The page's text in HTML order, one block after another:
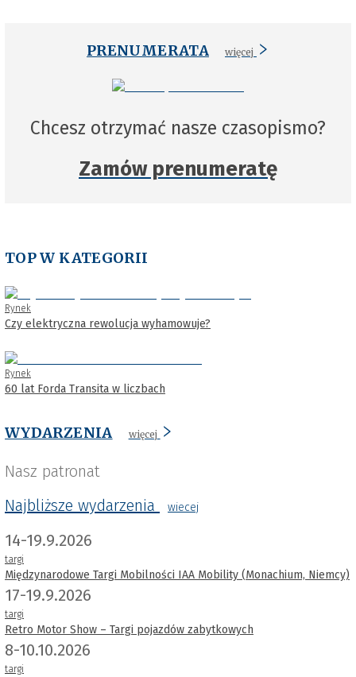
PRENUMERATA więcej
Chcesz otrzymać nasze czasopismo?
Zamów prenumeratę
TOP W KATEGORII
Rynek
Czy elektryczna rewolucja wyhamowuje?
Rynek
60 lat Forda Transita w liczbach
WYDARZENIA więcej
Nasz patronat
Najbliższe wydarzenia
wiecej
14-19.9.2026
targi
Międzynarodowe Targi Mobilności IAA Mobility (Monachium, Niemcy)
17-19.9.2026
targi
Retro Motor Show – Targi pojazdów zabytkowych
8-10.10.2026
targi